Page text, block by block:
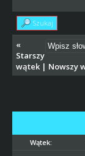
Szukaj
«
Starszy
wątek| Nowszy
Wątek: